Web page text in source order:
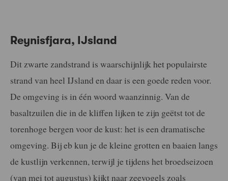
Reynisfjara, IJsland
Dit zwarte zandstrand is waarschijnlijk het populairste
strand van heel IJsland en daar is een goede reden voor.
De omgeving is in één woord waanzinnig. Van de
basaltzuilen die in de kliffen lijken te zijn geëtst tot de
torenhoge bergen voor de kust: het is een dramatische
omgeving. Bij eb kun je de kleine grotten en baaien langs
de kustlijn verkennen, terwijl je tijdens het broedseizoen
(van mei tot augustus) kijkt naar zeevogels zoals